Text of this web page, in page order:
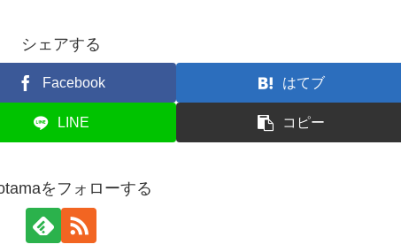
シェアする
Facebook はてブ
LINE コピー
をフォローする